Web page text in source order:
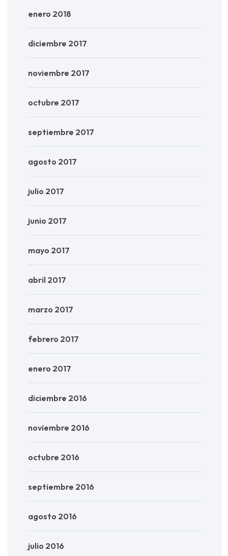
enero 2018
diciembre 2017
noviembre 2017
octubre 2017
septiembre 2017
agosto 2017
julio 2017
junio 2017
mayo 2017
abril 2017
marzo 2017
febrero 2017
enero 2017
diciembre 2016
noviembre 2016
octubre 2016
septiembre 2016
agosto 2016
julio 2016